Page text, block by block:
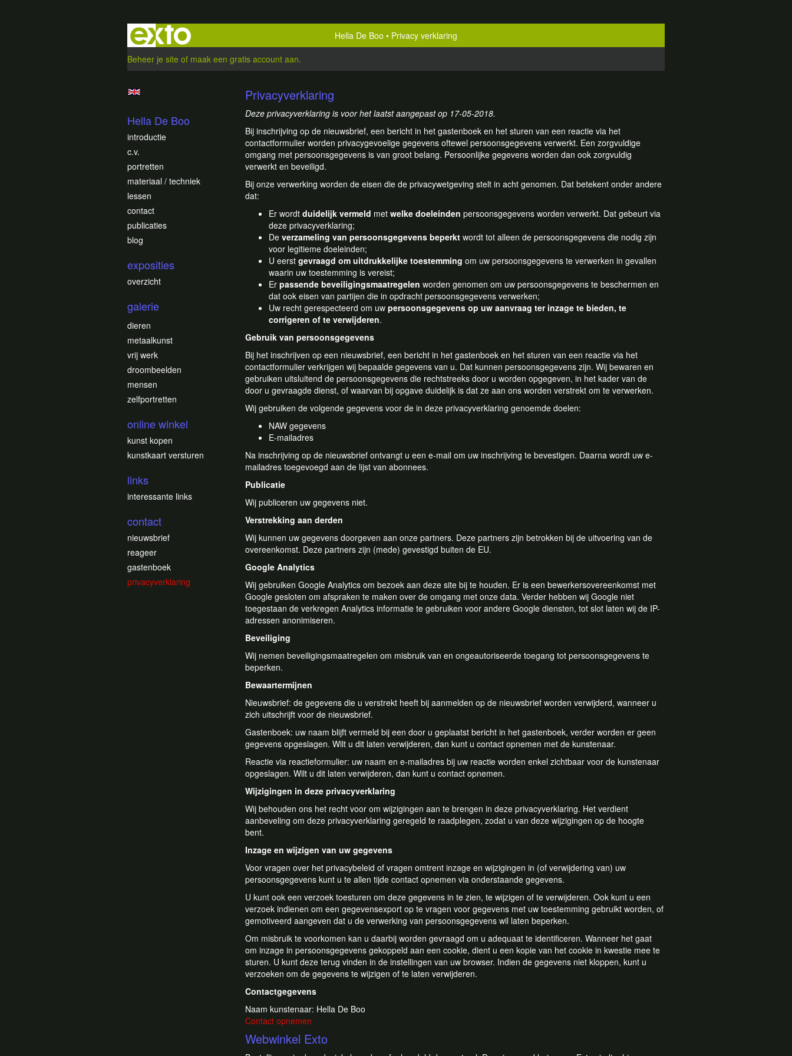
Hella De Boo
Privacy verklaring
Beheer je site of maak een gratis account aan.
Privacyverklaring
Deze privacyverklaring is voor het laatst aangepast op 17-05-2018.
Bij inschrijving op de nieuwsbrief, een bericht in het gastenboek en het sturen van een reactie via het
contactformulier worden privacygevoelige gegevens oftewel persoonsgegevens verwerkt. Een zorgvuldige
omgang met persoonsgegevens is van groot belang. Persoonlijke gegevens worden dan ook zorgvuldig
verwerkt en beveiligd.
Bij onze verwerking worden de eisen die de privacywetgeving stelt in acht genomen. Dat betekent onder andere
dat:
Er wordt duidelijk vermeld met welke doeleinden persoonsgegevens worden verwerkt. Dat gebeurt via
deze privacyverklaring;
De verzameling van persoonsgegevens beperkt wordt tot alleen de persoonsgegevens die nodig zijn
voor legitieme doeleinden;
U eerst gevraagd om uitdrukkelijke toestemming om uw persoonsgegevens te verwerken in gevallen
waarin uw toestemming is vereist;
Er passende beveiligingsmaatregelen worden genomen om uw persoonsgegevens te beschermen en
dat ook eisen van partijen die in opdracht persoonsgegevens verwerken;
Uw recht gerespecteerd om uw persoonsgegevens op uw aanvraag ter inzage te bieden, te
corrigeren of te verwijderen.
Gebruik van persoonsgegevens
Bij het inschrijven op een nieuwsbrief, een bericht in het gastenboek en het sturen van een reactie via het
contactformulier verkrijgen wij bepaalde gegevens van u. Dat kunnen persoonsgegevens zijn. Wij bewaren en
gebruiken uitsluitend de persoonsgegevens die rechtstreeks door u worden opgegeven, in het kader van de
door u gevraagde dienst, of waarvan bij opgave duidelijk is dat ze aan ons worden verstrekt om te verwerken.
Wij gebruiken de volgende gegevens voor de in deze privacyverklaring genoemde doelen:
NAW gegevens
E-mailadres
Na inschrijving op de nieuwsbrief ontvangt u een e-mail om uw inschrijving te bevestigen. Daarna wordt uw e-
mailadres toegevoegd aan de lijst van abonnees.
Publicatie
Wij publiceren uw gegevens niet.
Verstrekking aan derden
Wij kunnen uw gegevens doorgeven aan onze partners. Deze partners zijn betrokken bij de uitvoering van de
overeenkomst. Deze partners zijn (mede) gevestigd buiten de EU.
Google Analytics
Wij gebruiken Google Analytics om bezoek aan deze site bij te houden. Er is een bewerkersovereenkomst met
Google gesloten om afspraken te maken over de omgang met onze data. Verder hebben wij Google niet
toegestaan de verkregen Analytics informatie te gebruiken voor andere Google diensten, tot slot laten wij de IP-
adressen anonimiseren.
Beveiliging
Wij nemen beveiligingsmaatregelen om misbruik van en ongeautoriseerde toegang tot persoonsgegevens te
beperken.
Bewaartermijnen
Nieuwsbrief: de gegevens die u verstrekt heeft bij aanmelden op de nieuwsbrief worden verwijderd, wanneer u
zich uitschrijft voor de nieuwsbrief.
Gastenboek: uw naam blijft vermeld bij een door u geplaatst bericht in het gastenboek, verder worden er geen
gegevens opgeslagen. Wilt u dit laten verwijderen, dan kunt u contact opnemen met de kunstenaar.
Reactie via reactieformulier: uw naam en e-mailadres bij uw reactie worden enkel zichtbaar voor de kunstenaar
opgeslagen. Wilt u dit laten verwijderen, dan kunt u contact opnemen.
Wijzigingen in deze privacyverklaring
Wij behouden ons het recht voor om wijzigingen aan te brengen in deze privacyverklaring. Het verdient
aanbeveling om deze privacyverklaring geregeld te raadplegen, zodat u van deze wijzigingen op de hoogte
bent.
Inzage en wijzigen van uw gegevens
Voor vragen over het privacybeleid of vragen omtrent inzage en wijzigingen in (of verwijdering van) uw
persoonsgegevens kunt u te allen tijde contact opnemen via onderstaande gegevens.
U kunt ook een verzoek toesturen om deze gegevens in te zien, te wijzigen of te verwijderen. Ook kunt u een
verzoek indienen om een gegevensexport op te vragen voor gegevens met uw toestemming gebruikt worden, of
gemotiveerd aangeven dat u de verwerking van persoonsgegevens wil laten beperken.
Om misbruik te voorkomen kan u daarbij worden gevraagd om u adequaat te identificeren. Wanneer het gaat
om inzage in persoonsgegevens gekoppeld aan een cookie, dient u een kopie van het cookie in kwestie mee te
sturen. U kunt deze terug vinden in de instellingen van uw browser. Indien de gegevens niet kloppen, kunt u
verzoeken om de gegevens te wijzigen of te laten verwijderen.
Contactgegevens
Naam kunstenaar: Hella De Boo
Contact opnemen
Webwinkel Exto
Hella De Boo
introductie
c.v.
portretten
materiaal / techniek
lessen
contact
publicaties
blog
exposities
overzicht
galerie
dieren
metaalkunst
vrij werk
droombeelden
mensen
zelfportretten
online winkel
kunst kopen
kunstkaart versturen
links
interessante links
contact
nieuwsbrief
reageer
gastenboek
privacyverklaring